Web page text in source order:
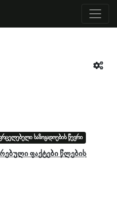
საზოგადოების წევრი